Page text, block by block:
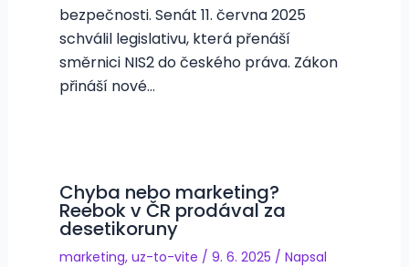
bezpečnosti. Senát 11. června 2025
schválil legislativu, která přenáší
směrnici NIS2 do českého práva. Zákon
přináší nové…
Chyba nebo marketing?
Reebok v ČR prodával za
desetikoruny
marketing, uz-to-vite / 9. 6. 2025 / Napsal